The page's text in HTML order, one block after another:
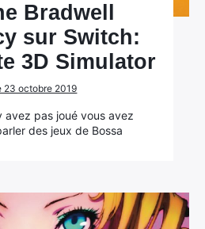
Bradwell
sur Switch:
3D Simulator
23 octobre 2019
avez pas joué vous avez
des jeux de Bossa